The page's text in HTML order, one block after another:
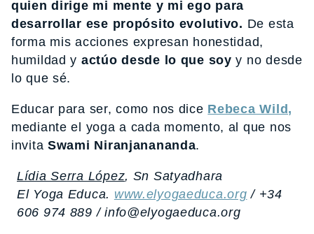
quien dirige mi mente y mi ego para
desarrollar ese propósito evolutivo. De esta
forma mis acciones expresan honestidad,
humildad y actúo desde lo que soy y no desde
lo que sé.
Educar para ser, como nos dice Rebeca Wild,
mediante el yoga a cada momento, al que nos
invitaSwami Niranjanananda.
Lídia Serra López, Sn Satyadhara
El Yoga Educa. www.elyogaeduca.org / +34
606 974 889 / info@elyogaeduca.org